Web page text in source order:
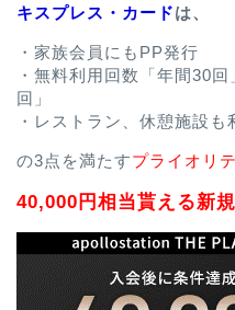
キスプレス・カードは、
・家族会員にもPP発行
・無料利用回数「年間30
回」
・レストラン、休憩施設も
の3点を満たすプライオリ
40,000円相当貰える新